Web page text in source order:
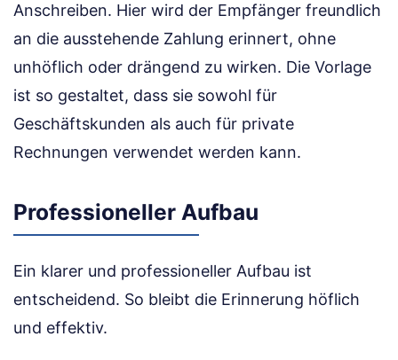
Anschreiben. Hier wird der Empfänger freundlich
an die ausstehende Zahlung erinnert, ohne
unhöflich oder drängend zu wirken. Die Vorlage
ist so gestaltet, dass sie sowohl für
Geschäftskunden als auch für private
Rechnungen verwendet werden kann.
Professioneller Aufbau
Ein klarer und professioneller Aufbau ist
entscheidend. So bleibt die Erinnerung höflich
und effektiv.